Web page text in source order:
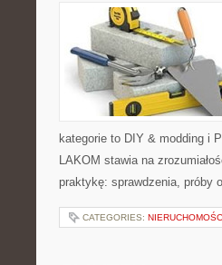
kategorie to DIY & modding i
LAKOM stawia na
praktykę: sprawdzenia, próby
CATEGORIES: